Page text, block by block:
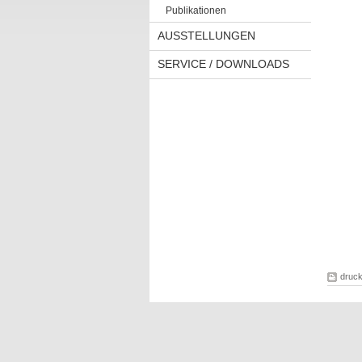
Publikationen
AUSSTELLUNGEN
SERVICE / DOWNLOADS